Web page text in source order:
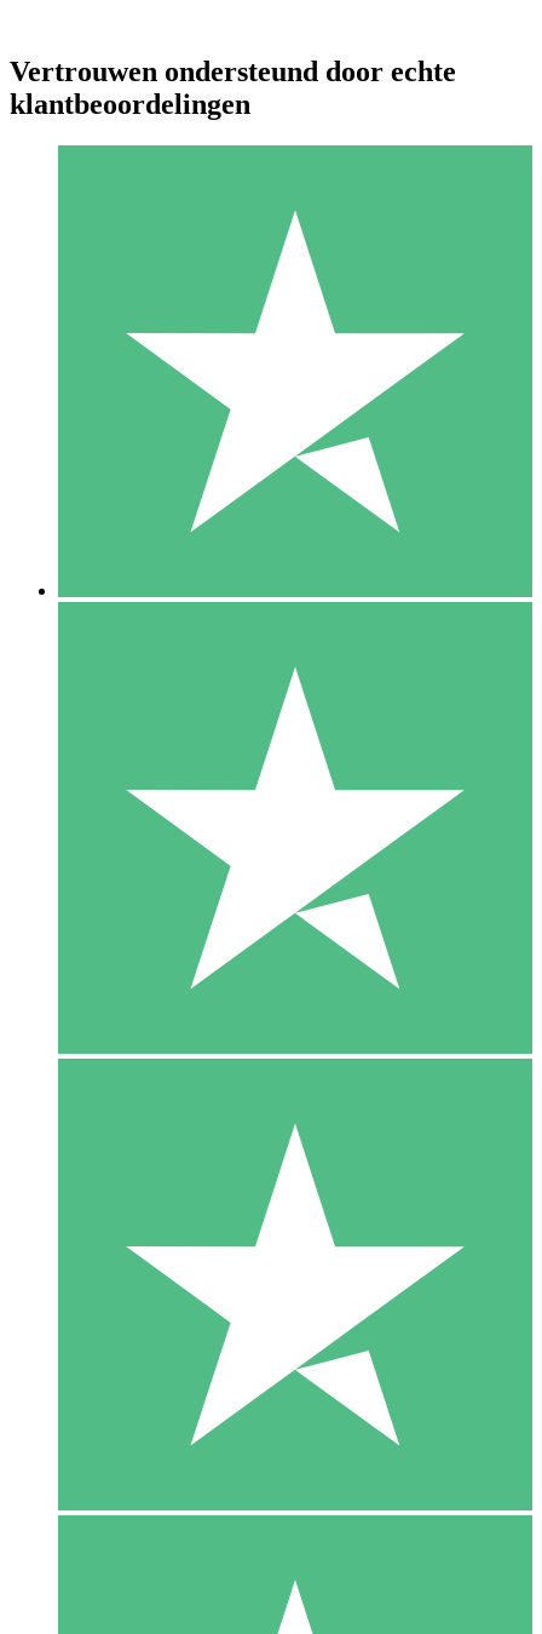
Individuele Creditpakketten
Betaal per gebruik met downloadtegoeden. Geen maandelijkse
1000
10 Downloaden
20 00
Vertrouwen ondersteund door echte
klantbeoordelingen